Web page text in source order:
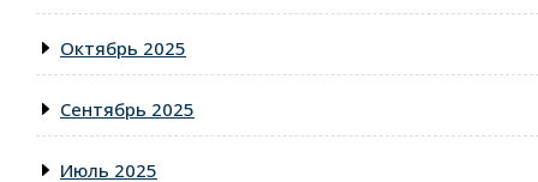
Октябрь 2025
Сентябрь 2025
Июль 2025